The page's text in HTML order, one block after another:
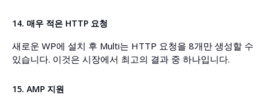
14. 매우 적은 HTTP 요청
새로운 WP에 설치 후 Multi는 HTTP 요청을 8개만 생성할 수
있습니다. 이것은 시장에서 최고의 결과 중 하나입니다.
15. AMP 지원